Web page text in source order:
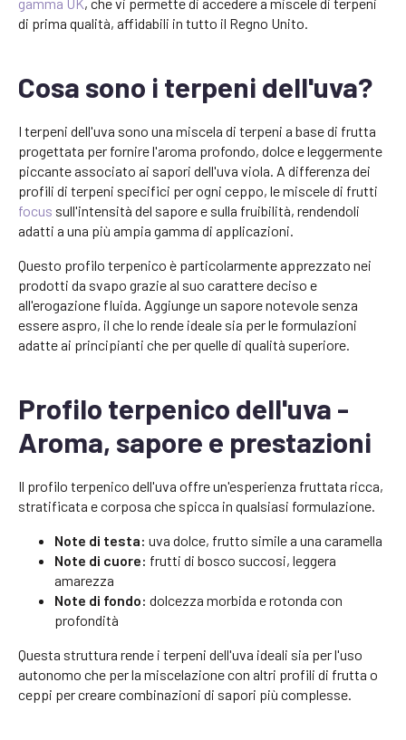
di prima qualità, affidabili in tutto il Regno Unito.
Cosa sono i terpeni dell'uva?
I terpeni dell'uva sono una miscela di terpeni a base di frutta
progettata per fornire l'aroma profondo, dolce e leggermente
piccante associato ai sapori dell'uva viola. A differenza dei
profili di terpeni specifici per ogni ceppo, le miscele di frutti
focus sull'intensità del sapore e sulla fruibilità, rendendoli
adatti a una più ampia gamma di applicazioni.
Questo profilo terpenico è particolarmente apprezzato nei
prodotti da svapo grazie al suo carattere deciso e
all'erogazione fluida. Aggiunge un sapore notevole senza
essere aspro, il che lo rende ideale sia per le formulazioni
adatte ai principianti che per quelle di qualità superiore.
Profilo terpenico dell'uva -
Aroma, sapore e prestazioni
Il profilo terpenico dell'uva offre un'esperienza fruttata ricca,
stratificata e corposa che spicca in qualsiasi formulazione.
Note di testa: uva dolce, frutto simile a una caramella
Note di cuore: frutti di bosco succosi, leggera
amarezza
Note di fondo: dolcezza morbida e rotonda con
profondità
Questa struttura rende i terpeni dell'uva ideali sia per l'uso
autonomo che per la miscelazione con altri profili di frutta o
ceppi per creare combinazioni di sapori più complesse.